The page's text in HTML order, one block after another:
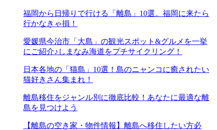
福岡から日帰りで行ける「離島」10選。福岡に来たら
行かなきゃ損！
愛媛県今治市「大島」の観光スポット&グルメを一挙
にご紹介♪しまなみ海道をプチサイクリング！
日本各地の「猫島」10選！島のニャンコに癒されたい
猫好きさん集まれ！
離島移住をジャンル別に徹底比較！あなたに最適な離
島を見つけよう
【離島の空き家・物件情報】離島へ移住したい方必